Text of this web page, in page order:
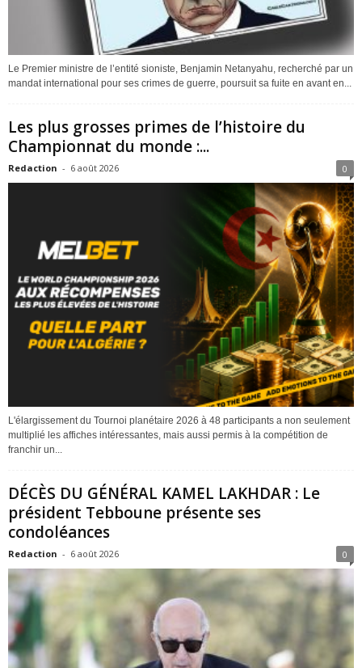
Le Premier ministre de l’entité sioniste, Benjamin Netanyahu, recherché par un
mandat international pour ses crimes de guerre, poursuit sa fuite en avant en...
Les plus grosses primes de l’histoire du
Championnat du monde :...
Redaction - 6 août 2026 0
L'élargissement du Tournoi planétaire 2026 à 48 participants a non seulement
multiplié les affiches intéressantes, mais aussi permis à la compétition de
franchir un...
DÉCÈS DU GÉNÉRAL KAMEL LAKHDAR : Le
président Tebboune présente ses
condoléances
Redaction - 6 août 2026 0